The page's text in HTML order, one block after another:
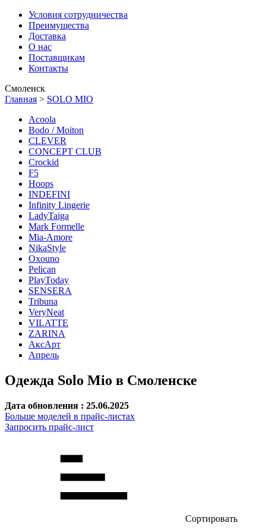
Условия сотрудничества
Преимущества
Доставка
О нас
Поставщикам
Контакты
Смоленск
Главная > SOLO MIO
Acoola
Bodo / Moiton
CLEVER
CONCEPT CLUB
Crockid
F5
Hoops
INDEFINI
Infinity Lingerie
LadyTaiga
Mark Formelle
Mia-Amore
NikaStyle
Oxouno
Pelican
PlayToday
SENSERA
Tribuna
VeryNeat
VILATTE
ZARINA
АксАрт
Апрель
Одежда Solo Mio в Смоленске
Дата обновления : 25.06.2025
Больше моделей в прайс-листах
Запросить прайс-лист
Сортировать